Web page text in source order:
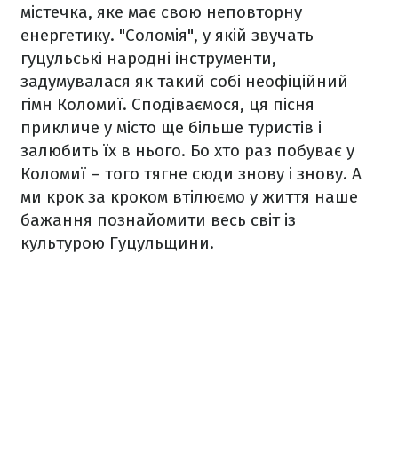
містечка, яке має свою неповторну
енергетику. "Соломія", у якій звучать
гуцульські народні інструменти,
задумувалася як такий собі неофіційний
гімн Коломиї. Сподіваємося, ця пісня
прикличе у місто ще більше туристів і
залюбить їх в нього. Бо хто раз побуває у
Коломиї – того тягне сюди знову і знову. А
ми крок за кроком втілюємо у життя наше
бажання познайомити весь світ із
культурою Гуцульщини.